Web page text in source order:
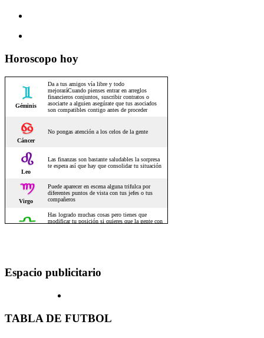
Horoscopo hoy
Espacio publicitario
TABLA DE FUTBOL